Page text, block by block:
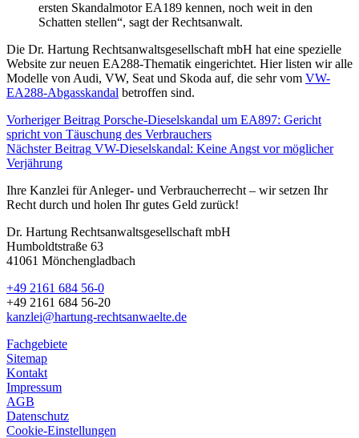
ersten Skandalmotor EA189 kennen, noch weit in den
Schatten stellen“, sagt der Rechtsanwalt.
Die Dr. Hartung Rechtsanwaltsgesellschaft mbH hat eine spezielle
Website zur neuen EA288-Thematik eingerichtet. Hier listen wir alle
Modelle von Audi, VW, Seat und Skoda auf, die sehr vom VW-
EA288-Abgasskandal betroffen sind.
Vorheriger Beitrag Porsche-Dieselskandal um EA897: Gericht
spricht von Täuschung des Verbrauchers
Nächster Beitrag VW-Dieselskandal: Keine Angst vor möglicher
Verjährung
Ihre Kanzlei für Anleger- und Verbraucherrecht – wir setzen Ihr
Recht durch und holen Ihr gutes Geld zurück!
Dr. Hartung Rechtsanwaltsgesellschaft mbH
Humboldtstraße 63
41061 Mönchengladbach
+49 2161 684 56-0
+49 2161 684 56-20
kanzlei@hartung-rechtsanwaelte.de
Fachgebiete
Sitemap
Kontakt
Impressum
AGB
Datenschutz
Cookie-Einstellungen